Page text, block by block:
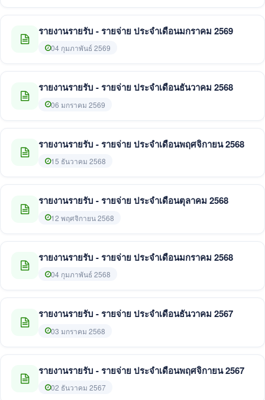
รายงานรายรับ - รายจ่าย ประจำเดือนมกราคม 2569
04 กุมภาพันธ์ 2569
รายงานรายรับ - รายจ่าย ประจำเดือนธันวาคม 2568
06 มกราคม 2569
รายงานรายรับ - รายจ่าย ประจำเดือนพฤศจิกายน 2568
15 ธันวาคม 2568
รายงานรายรับ - รายจ่าย ประจำเดือนตุลาคม 2568
12 พฤศจิกายน 2568
รายงานรายรับ - รายจ่าย ประจำเดือนมกราคม 2568
04 กุมภาพันธ์ 2568
รายงานรายรับ - รายจ่าย ประจำเดือนธันวาคม 2567
03 มกราคม 2568
รายงานรายรับ - รายจ่าย ประจำเดือนพฤศจิกายน 2567
02 ธันวาคม 2567